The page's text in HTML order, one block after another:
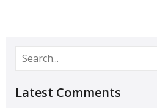
Latest Comments